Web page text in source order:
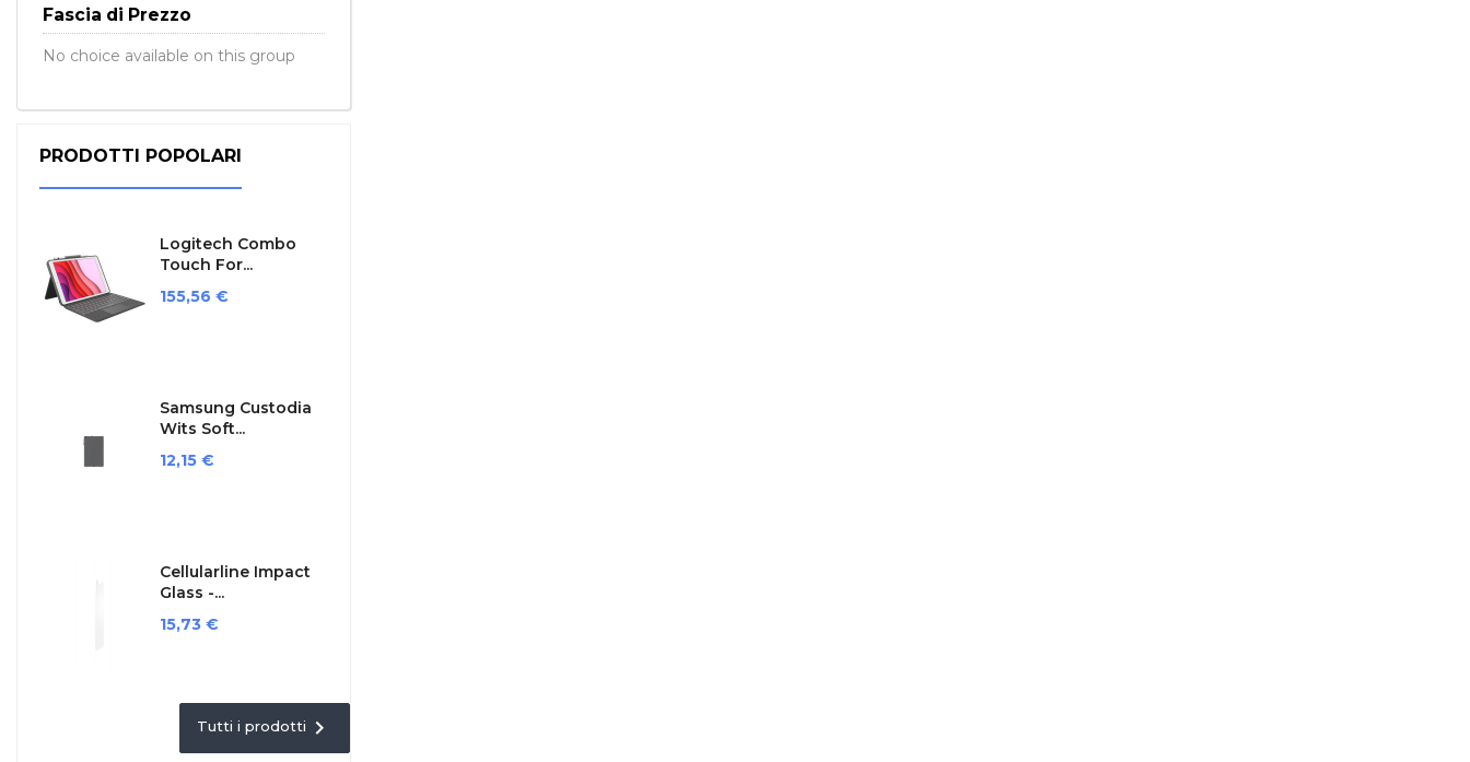
Fascia di Prezzo
No choice available on this group
PRODOTTI POPOLARI
Logitech Combo
Touch For...
Prezzo
155,56 €
Samsung Custodia
Wits Soft...
Prezzo
12,15 €
Cellularline Impact
Glass -...
Prezzo
15,73 €
Tutti i prodotti 